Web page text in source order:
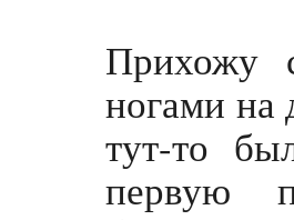
Прихожу
ногами на
тут-то
первую